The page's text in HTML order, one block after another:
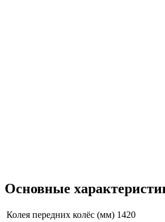
Основные
Колея передних колёс (мм) 1420